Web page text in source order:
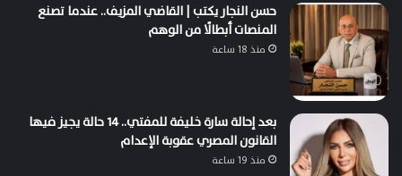
حسن النجار يكتب | القاضي المزيف.. عندما تصنع
المنصات أبطالًا من الوهم
منذ 18 ساعة
بعد إحالة سارة خليفة للمفتي.. 14 حالة يجيز فيها
القانون المصري عقوبة الإعدام
منذ 19 ساعة